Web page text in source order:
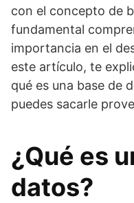
con el concepto de
fundamental
importancia en el
este artículo, te
qué es una base de
puedes sacarle
¿Qué es
datos?